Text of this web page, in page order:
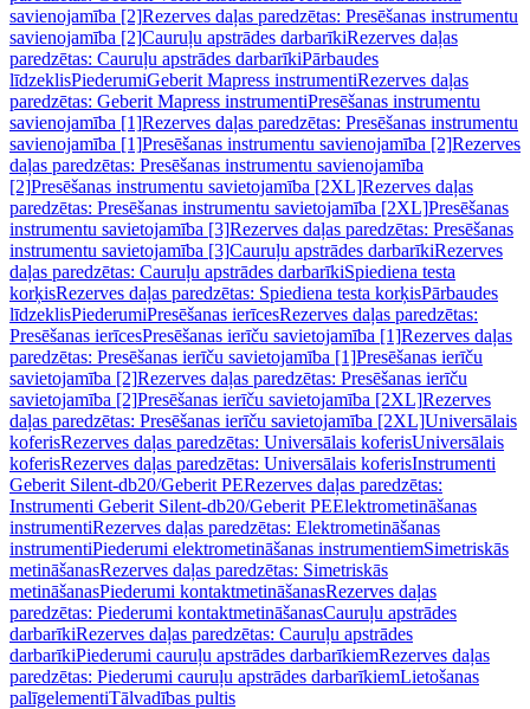
savienojamība [2]Rezerves daļas paredzētas: Presēšanas instrumentu
savienojamība [2]Cauruļu apstrādes darbarīkiRezerves daļas
paredzētas: Cauruļu apstrādes darbarīkiPārbaudes
līdzeklisPiederumiGeberit Mapress instrumentiRezerves daļas
paredzētas: Geberit Mapress instrumentiPresēšanas instrumentu
savienojamība [1]Rezerves daļas paredzētas: Presēšanas instrumentu
savienojamība [1]Presēšanas instrumentu savienojamība [2]Rezerves
daļas paredzētas: Presēšanas instrumentu savienojamība
[2]Presēšanas instrumentu savietojamība [2XL]Rezerves daļas
paredzētas: Presēšanas instrumentu savietojamība [2XL]Presēšanas
instrumentu savietojamība [3]Rezerves daļas paredzētas: Presēšanas
instrumentu savietojamība [3]Cauruļu apstrādes darbarīkiRezerves
daļas paredzētas: Cauruļu apstrādes darbarīkiSpiediena testa
korķisRezerves daļas paredzētas: Spiediena testa korķisPārbaudes
līdzeklisPiederumiPresēšanas ierīcesRezerves daļas paredzētas:
Presēšanas ierīcesPresēšanas ierīču savietojamība [1]Rezerves daļas
paredzētas: Presēšanas ierīču savietojamība [1]Presēšanas ierīču
savietojamība [2]Rezerves daļas paredzētas: Presēšanas ierīču
savietojamība [2]Presēšanas ierīču savietojamība [2XL]Rezerves
daļas paredzētas: Presēšanas ierīču savietojamība [2XL]Universālais
koferisRezerves daļas paredzētas: Universālais koferisUniversālais
koferisRezerves daļas paredzētas: Universālais koferisInstrumenti
Geberit Silent-db20/Geberit PERezerves daļas paredzētas:
Instrumenti Geberit Silent-db20/Geberit PEElektrometināšanas
instrumentiRezerves daļas paredzētas: Elektrometināšanas
instrumentiPiederumi elektrometināšanas instrumentiemSimetriskās
metināšanasRezerves daļas paredzētas: Simetriskās
metināšanasPiederumi kontaktmetināšanasRezerves daļas
paredzētas: Piederumi kontaktmetināšanasCauruļu apstrādes
darbarīkiRezerves daļas paredzētas: Cauruļu apstrādes
darbarīkiPiederumi cauruļu apstrādes darbarīkiemRezerves daļas
paredzētas: Piederumi cauruļu apstrādes darbarīkiemLietošanas
palīgelementiTālvadības pultis